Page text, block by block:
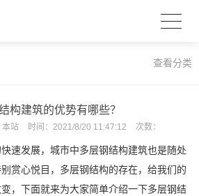
查看分类
构建筑的优势有哪些？
本站 时间： 2021/8/20 11:47:12 次数：
速发展，城市中多层钢结构建筑也是随处
赏心悦目，多层钢结构的存在，给我们的
，下面就来为大家简单介绍一下多层钢结